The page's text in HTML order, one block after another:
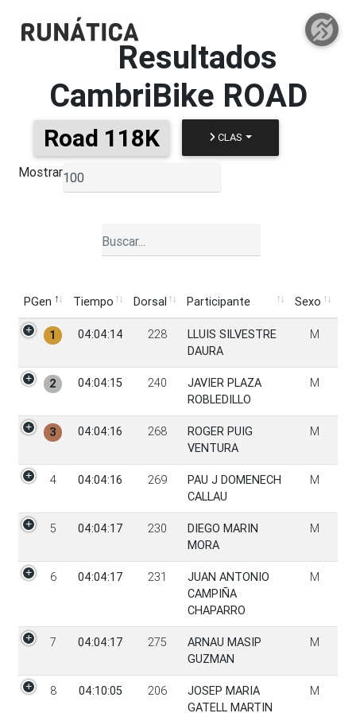
Resultados
CambriBike ROAD
Road 118K CLAS
Mostrar
PGen Tiempo Dorsal Participante
Sexo
PGen
Tiempo Dorsal Participante Sexo
1 04:04:14 228
LLUIS SILVESTRE
DAURA
M
2 04:04:15 240
JAVIER PLAZA
ROBLEDILLO
M
3 04:04:16 268
ROGER PUIG
VENTURA
M
4 04:04:16 269
PAU J DOMENECH
CALLAU
M
5 04:04:17 230
DIEGO MARIN
MORA
M
6 04:04:17 231
JUAN ANTONIO
CAMPIÑA
CHAPARRO
M
7 04:04:17 275
ARNAU MASIP
GUZMAN
M
8 04:10:05 206
JOSEP MARIA
GATELL MARTIN
M